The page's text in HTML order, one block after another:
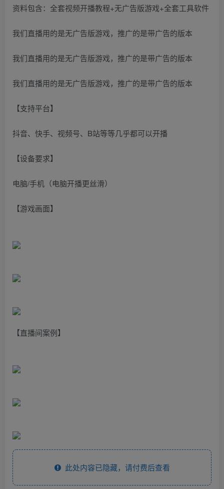
资料包含：全套视频开播教程+无广告版游戏+全套工具软件
我们直播用的是无广告版游戏，推广的是带广告的版本
我们直播用的是无广告版游戏，推广的是带广告的版本
我们直播用的是无广告版游戏，推广的是带广告的版本
【支持平台】
抖音、快手、视频号、B站等等几乎都可以开播
【设备要求】
电脑/手机（电脑开播更丝滑）
【游戏画面】
【直播间案例】
此处内容已隐藏，请付费后查看